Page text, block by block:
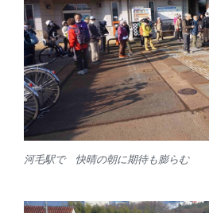
河毛駅で 快晴の朝に期待も膨らむ